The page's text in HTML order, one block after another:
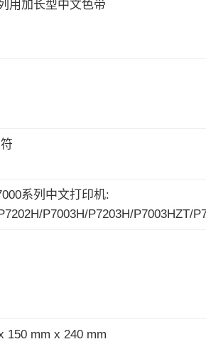
用加长型中文色带
系列中文打印机:
P7003H/P7203H/P7003HZT/
150 mm x 240 mm